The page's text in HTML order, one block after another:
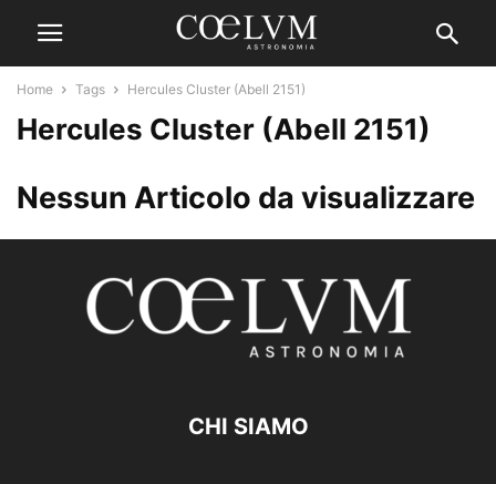
Home Tags Hercules Cluster (Abell 2151)
Hercules Cluster (Abell 2151)
Nessun Articolo da visualizzare
CHI SIAMO